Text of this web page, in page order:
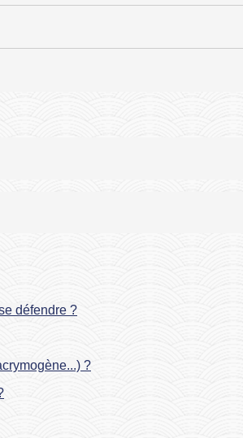
défendre ?
?